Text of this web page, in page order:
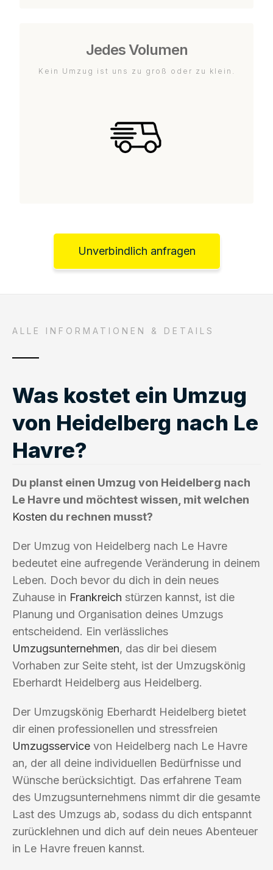
Jedes Volumen
Kein Umzug ist uns zu groß oder zu klein.
Unverbindlich anfragen
ALLE INFORMATIONEN & DETAILS
Was kostet ein Umzug
von Heidelberg nach Le
Havre?
Du planst einen Umzug von Heidelberg nach
Le Havre und möchtest wissen, mit welchen
Kosten du rechnen musst?
Der Umzug von Heidelberg nach Le Havre
bedeutet eine aufregende Veränderung in deinem
Leben. Doch bevor du dich in dein neues
Zuhause in Frankreich stürzen kannst, ist die
Planung und Organisation deines Umzugs
entscheidend. Ein verlässliches
Umzugsunternehmen, das dir bei diesem
Vorhaben zur Seite steht, ist der Umzugskönig
Eberhardt Heidelberg aus Heidelberg.
Der Umzugskönig Eberhardt Heidelberg bietet
dir einen professionellen und stressfreien
Umzugsservice von Heidelberg nach Le Havre
an, der all deine individuellen Bedürfnisse und
Wünsche berücksichtigt. Das erfahrene Team
des Umzugsunternehmens nimmt dir die gesamte
Last des Umzugs ab, sodass du dich entspannt
zurücklehnen und dich auf dein neues Abenteuer
in Le Havre freuen kannst.